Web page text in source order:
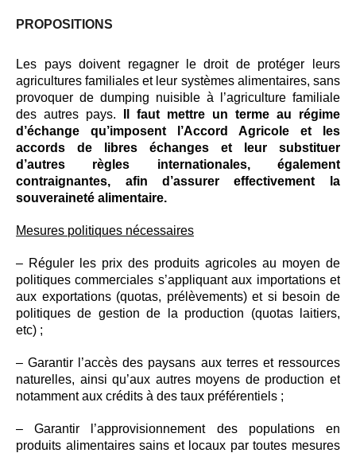
PROPOSITIONS
Les pays doivent regagner le droit de protéger leurs
agricultures familiales et leur systèmes alimentaires, sans
provoquer de dumping nuisible à l’agriculture familiale
des autres pays.
Il faut mettre un terme au régime
d’échange qu’imposent l’Accord Agricole et les
accords de libres échanges et leur substituer
d’autres règles internationales, également
contraignantes, afin d’assurer effectivement la
souveraineté alimentaire.
Mesures politiques nécessaires
– Réguler les prix des produits agricoles au moyen de
politiques commerciales s’appliquant aux importations et
aux exportations (quotas, prélèvements) et si besoin de
politiques de gestion de la production (quotas laitiers,
etc) ;
– Garantir l’accès des paysans aux terres et ressources
naturelles, ainsi qu’aux autres moyens de production et
notamment aux crédits à des taux préférentiels ;
– Garantir l’approvisionnement des populations en
produits alimentaires sains et locaux par toutes mesures